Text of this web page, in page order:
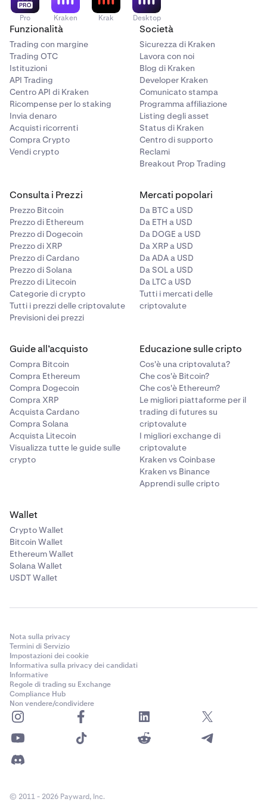
includono Superato (valutazione completata con
successo) e Archiviato (violato o altrimenti chiuso). Gli
account chiusi mostrano le loro metriche finali come
riferimento.
Puoi anche cliccare "Acquista nuova valutazione"
nell'angolo in alto a destra per acquistare una nuova
valutazione direttamente da questa pagina.
il pannello Dettagli mostra gli stessi campi del widget
Portfolio nella pagina Trade:
Capitale totale
UP&L
Limite di perdita giornaliera
Limite di drawdown
Margine utilizzato
Margine disponibile
Disponibile per il payout (solo account finanziati)
Sotto il pannello Dettagli, gli account finanziati
mostrano un pulsante Richiedi payout.
Posizioni aperte:
Sotto il grafico, la tabella Posizioni
aperte mostra tutte le tue posizioni attualmente aperte.
Ogni riga include:
Mercato (coppia di trading con icona)
Quantità aperta
Prezzo di apertura
Prezzo attuale
Valore (valore nozionale attuale)
UP&L
TP/SL (livelli take profit e stop loss, con opzioni per
Aggiungere, Modificare o Rimuovere)
Puoi modificare il TP/SL di una posizione direttamente
chiudere una posizione utilizzando l'icona di chiusura.
Posizioni chiuse:
Posizioni chiuse mostra le tue posizioni
precedentemente chiuse con:
Mercato
Prezzo di apertura
Prezzo attuale
Valore
RP&L (profitto e perdita realizzati)
Pro Kraken Krak Desktop
Funzionalità
Trading con margine
Trading OTC
Istituzioni
API Trading
Centro API di Kraken
Ricompense per lo staking
Invia denaro
Acquisti ricorrenti
Compra Crypto
Vendi crypto
Società
Sicurezza di Kraken
Lavora con noi
Blog di Kraken
Developer Kraken
Comunicato stampa
Programma affiliazione
Listing degli asset
Status di Kraken
Centro di supporto
Reclami
Breakout Prop Trading
Consulta i Prezzi
Prezzo Bitcoin
Prezzo di Ethereum
Prezzo di Dogecoin
Prezzo di XRP
Prezzo di Cardano
Prezzo di Solana
Prezzo di Litecoin
Categorie di crypto
Tutti i prezzi delle criptovalute
Previsioni dei prezzi
Mercati popolari
Da BTC a USD
Da ETH a USD
Da DOGE a USD
Da XRP a USD
Da ADA a USD
Da SOL a USD
Da LTC a USD
Tutti i mercati delle
criptovalute
Guide all’acquisto
Compra Bitcoin
Compra Ethereum
Compra Dogecoin
Compra XRP
Acquista Cardano
Compra Solana
Acquista Litecoin
Visualizza tutte le guide sulle
crypto
Educazione sulle cripto
Cos'è una criptovaluta?
Che cos'è Bitcoin?
Che cos'è Ethereum?
Le migliori piattaforme per il
trading di futures su
criptovalute
I migliori exchange di
criptovalute
Kraken vs Coinbase
Kraken vs Binance
Apprendi sulle cripto
Wallet
Crypto Wallet
Bitcoin Wallet
Ethereum Wallet
Solana Wallet
USDT Wallet
Nota sulla privacy
Termini di Servizio
Impostazioni dei cookie
Informativa sulla privacy dei candidati
Informative
Regole di trading su Exchange
Compliance Hub
Non vendere/condividere
© 2011 - 2026 Payward, Inc.